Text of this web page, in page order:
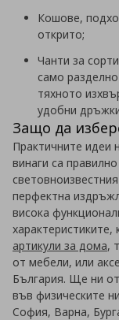
Кошове,
открито;
Чанти за
само
тяхното
удобни
Защо да
Практичните идеи
винаги са
перфектна
висока
артикули за дома,
от мебели, или
България. Ще ни
във физическите
София, Варна,